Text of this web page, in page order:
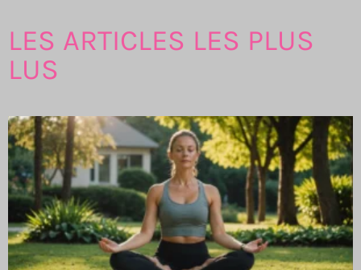
LES ARTICLES LES PLUS
LUS